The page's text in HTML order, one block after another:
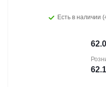
Есть в наличии